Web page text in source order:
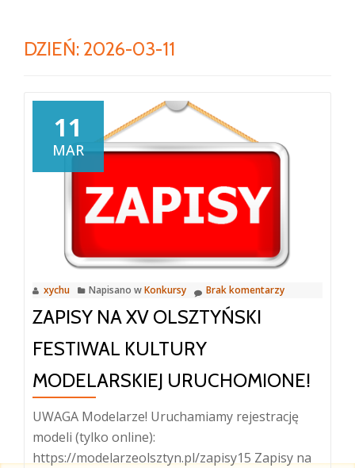
DZIEŃ: 2026-03-11
11
MAR
xychu Napisano wKonkursy Brak komentarzy
ZAPISY NA XV OLSZTYŃSKI
FESTIWAL KULTURY
MODELARSKIEJ URUCHOMIONE!
UWAGA Modelarze! Uruchamiamy rejestrację
modeli (tylko online):
https://modelarzeolsztyn.pl/zapisy15 Zapisy na